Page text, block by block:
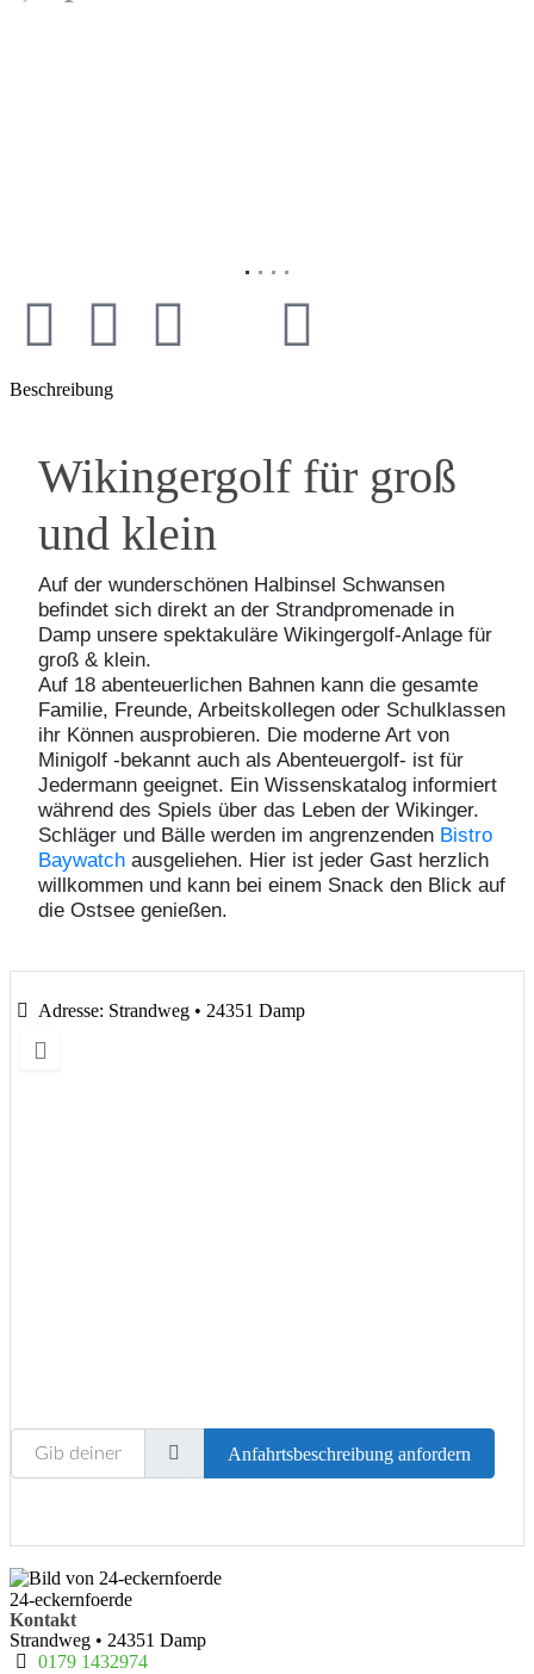
Beschreibung
Wikingergolf für groß
und klein
Auf der wunderschönen Halbinsel Schwansen
befindet sich direkt an der Strandpromenade in
Damp unsere spektakuläre Wikingergolf-Anlage für
groß & klein.
Auf 18 abenteuerlichen Bahnen kann die gesamte
Familie, Freunde, Arbeitskollegen oder Schulklassen
ihr Können ausprobieren. Die moderne Art von
Minigolf -bekannt auch als Abenteuergolf- ist für
Jedermann geeignet. Ein Wissenskatalog informiert
während des Spiels über das Leben der Wikinger.
Schläger und Bälle werden im angrenzenden Bistro
Baywatch ausgeliehen. Hier ist jeder Gast herzlich
willkommen und kann bei einem Snack den Blick auf
die Ostsee genießen.
Adresse: Strandweg • 24351 Damp
Gib deinen Standort ein.
Anfahrtsbeschreibung anfordern
24-eckernfoerde
Kontakt
Strandweg • 24351 Damp
0179 1432974